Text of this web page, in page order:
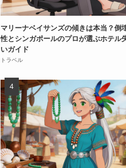
マリーナベイサンズの傾きは本当？倒
性とシンガポールのプロが選ぶホテル
いガイド
トラベル